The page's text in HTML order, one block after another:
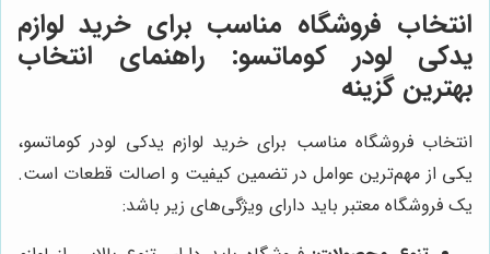
انتخاب فروشگاه مناسب برای خرید لوازم
یدکی لودر کوماتسو: راهنمای انتخاب
بهترین گزینه
انتخاب فروشگاه مناسب برای خرید لوازم یدکی لودر کوماتسو،
یکی از مهم‌ترین عوامل در تضمین کیفیت و اصالت قطعات است.
یک فروشگاه معتبر باید دارای ویژگی‌های زیر باشد: